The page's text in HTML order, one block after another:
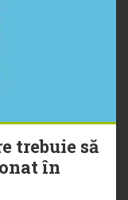
trebuie să
în